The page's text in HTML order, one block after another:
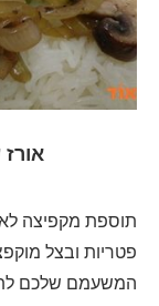
תוספת מקפיצה
פטריות ובצל
המשעמם שלכם